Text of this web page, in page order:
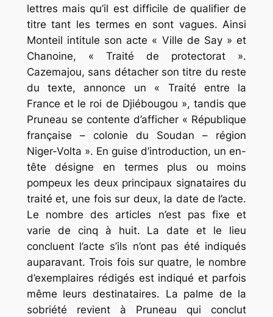
lettres mais qu’il est difficile de qualifier de
titre tant les termes en sont vagues. Ainsi
Monteil intitule son acte « Ville de Say » et
Chanoine, « Traité de protectorat ».
Cazemajou, sans détacher son titre du reste
du texte, annonce un « Traité entre la
France et le roi de Djiébougou », tandis que
Pruneau se contente d’afficher « République
française – colonie du Soudan – région
Niger-Volta ». En guise d’introduction, un en-
tête désigne en termes plus ou moins
pompeux les deux principaux signataires du
traité et, une fois sur deux, la date de l’acte.
Le nombre des articles n’est pas fixe et
varie de cinq à huit. La date et le lieu
concluent l’acte s’ils n’ont pas été indiqués
auparavant. Trois fois sur quatre, le nombre
d’exemplaires rédigés est indiqué et parfois
même leurs destinataires. La palme de la
sobriété revient à Pruneau qui conclut